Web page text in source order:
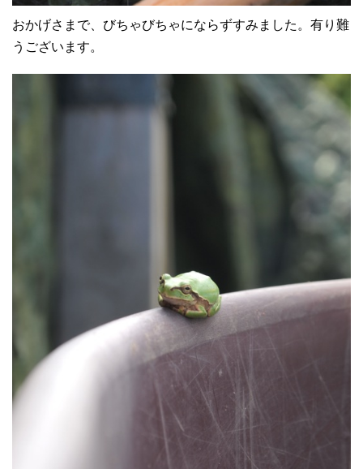
おかげさまで、びちゃびちゃにならずすみました。有り難
うございます。